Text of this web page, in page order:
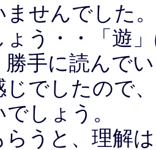
ませんでした。
ょう・・「遊
勝手に読んで
じでしたので
しょう。
らうと、理解